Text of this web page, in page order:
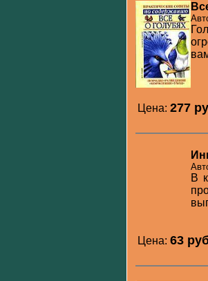
Цена: 277
В
Цена: 63